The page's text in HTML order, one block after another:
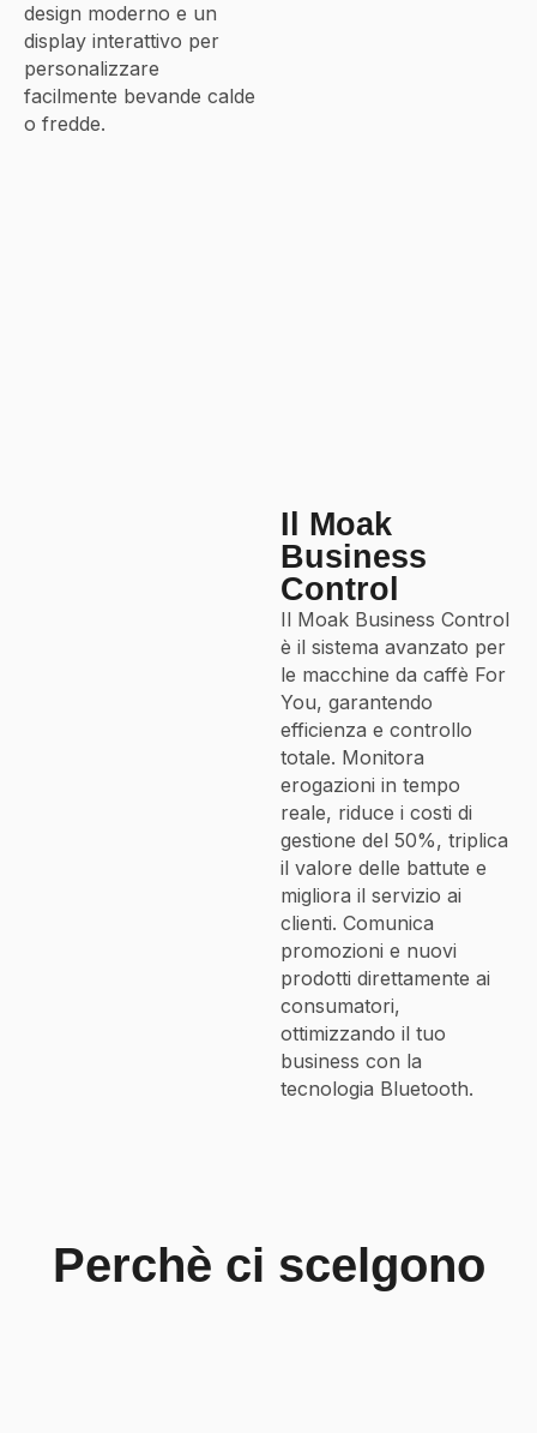
design moderno e un
display interattivo per
personalizzare
facilmente bevande calde
o fredde.
Il Moak
Business
Control
Il Moak Business Control
è il sistema avanzato per
le macchine da caffè For
You, garantendo
efficienza e controllo
totale. Monitora
erogazioni in tempo
reale, riduce i costi di
gestione del 50%, triplica
il valore delle battute e
migliora il servizio ai
clienti. Comunica
promozioni e nuovi
prodotti direttamente ai
consumatori,
ottimizzando il tuo
business con la
tecnologia Bluetooth.
Perchè ci scelgono